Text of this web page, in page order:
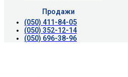
Продажи
(050) 411-84-05
(050) 352-12-14
(050) 696-38-96